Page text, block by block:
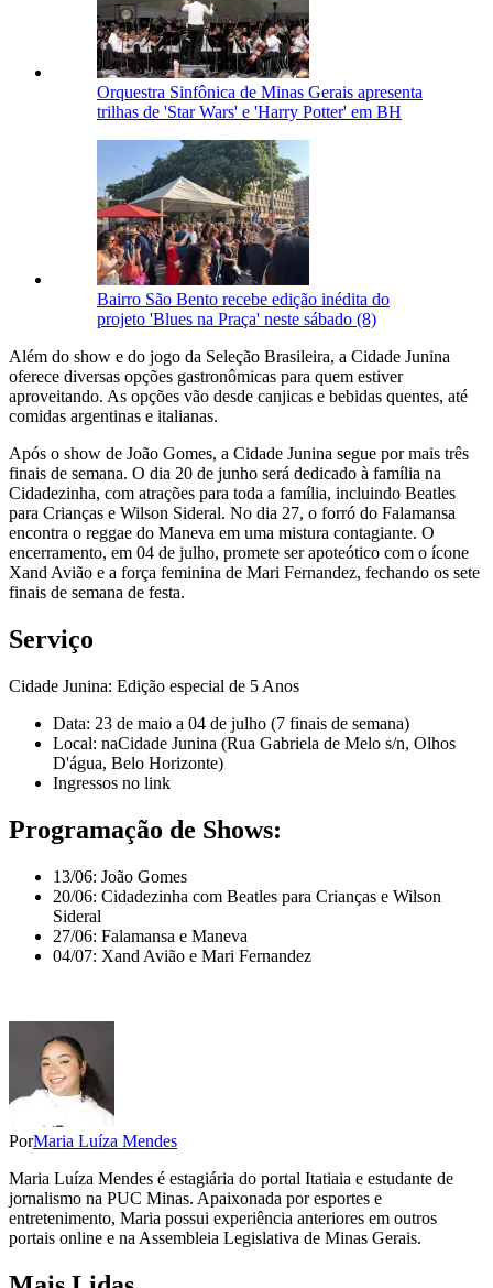
Orquestra Sinfônica de Minas Gerais apresenta
trilhas de 'Star Wars' e 'Harry Potter' em BH
Bairro São Bento recebe edição inédita do
projeto 'Blues na Praça' neste sábado (8)
Além do show e do jogo da Seleção Brasileira, a Cidade Junina
oferece diversas opções gastronômicas para quem estiver
aproveitando. As opções vão desde canjicas e bebidas quentes, até
comidas argentinas e italianas.
Após o show de João Gomes, a Cidade Junina segue por mais três
finais de semana. O dia 20 de junho será dedicado à família na
Cidadezinha, com atrações para toda a família, incluindo Beatles
para Crianças e Wilson Sideral. No dia 27, o forró do Falamansa
encontra o reggae do Maneva em uma mistura contagiante. O
encerramento, em 04 de julho, promete ser apoteótico com o ícone
Xand Avião e a força feminina de Mari Fernandez, fechando os sete
finais de semana de festa.
Serviço
Cidade Junina: Edição especial de 5 Anos
Data: 23 de maio a 04 de julho (7 finais de semana)
Local: naCidade Junina (Rua Gabriela de Melo s/n, Olhos
D'água, Belo Horizonte)
Ingressos no link
Programação de Shows:
13/06: João Gomes
20/06: Cidadezinha com Beatles para Crianças e Wilson
Sideral
27/06: Falamansa e Maneva
04/07: Xand Avião e Mari Fernandez
PorMaria Luíza Mendes
Maria Luíza Mendes é estagiária do portal Itatiaia e estudante de
jornalismo na PUC Minas. Apaixonada por esportes e
entretenimento, Maria possui experiência anteriores em outros
portais online e na Assembleia Legislativa de Minas Gerais.